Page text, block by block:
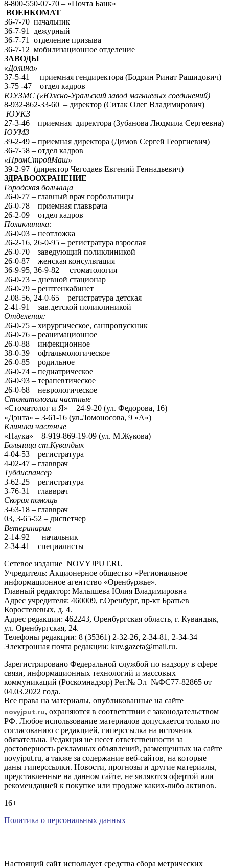
8-800-550-07-70 – «Почта Банк»
ВОЕНКОМАТ
36-7-70 начальник
36-7-91 дежурный
36-7-71 отделение призыва
36-7-12 мобилизационное отделение
ЗАВОДЫ
«Долина»
37-5-41 – приемная гендиректора (Бодрин Ринат Рашидович)
3-75 -47 – отдел кадров
ЮУЗМС («Южно-Уральский завод магниевых соединений)
8-932-862-33-60 – директор (Ситак Олег Владимирович)
ЮУКЗ
27-3-46 – приемная директора (Зубанова Людмила Сергеевна)
ЮУМЗ
39-2-49 – приемная директора (Димов Сергей Георгиевич)
36-7-58 – отдел кадров
«ПромСтройМаш»
39-2-97 (директор Чегодаев Евгений Геннадьевич)
ЗДРАВООХРАНЕНИЕ
Городская больница
26-0-77 – главный врач горбольницы
26-0-78 – приемная главврача
26-2-09 – отдел кадров
Поликлиника:
26-0-03 – неотложка
26-2-16, 26-0-95 – регистратура взрослая
26-0-70 – заведующий поликлиникой
26-0-87 – женская консультация
36-9-95, 36-9-82 – стоматология
26-0-73 – дневной стационар
26-0-79 – рентгенкабинет
2-08-56, 24-0-65 – регистратура детская
2-41-91 – зав.детской поликлиникой
Отделения:
26-0-75 – хирургическое, санпропускник
26-0-76 – реанимационное
26-0-88 – инфекционное
38-0-39 – офтальмологическое
26-0-85 – родильное
26-0-74 – педиатрическое
26-0-93 – терапевтическое
26-0-68 – неврологическое
Стоматологии частные
«Стоматолог и Я» – 24-9-20 (ул. Федорова, 16)
«Дэнта» – 3-61-16 (ул.Ломоносова, 9 «А»)
Клиники частные
«Наука» – 8-919-869-19-09 (ул. М.Жукова)
Больница ст.Кувандык
4-04-53 – регистратура
4-02-47 – главврач
Тубдиспансер
3-62-25 – регистратура
3-76-31 – главврач
Скорая помощь
3-63-18 – главврач
03, 3-65-52 – диспетчер
Ветеринария
2-14-92 – начальник
2-34-41 – специалисты
Сетевое издание NOVYJPUT.RU
Учредитель: Акционерное общество «Региональное
информационное агентство «Оренбуржье».
Главный редактор: Малышева Юлия Владимировна
Адрес учредителя: 460009, г.Оренбург, пр-кт Братьев
Коростелевых, д. 4.
Адрес редакции: 462243, Оренбургская область, г. Кувандык,
ул. Оренбургская, 24.
Телефоны редакции: 8 (35361) 2-32-26, 2-34-81, 2-34-34
Электронная почта редакции: kuv.gazeta@mail.ru.
Зарегистрировано Федеральной службой по надзору в сфере
связи, информационных технологий и массовых
коммуникаций (Роскомнадзор) Рег.№ Эл №ФС77-82865 от
04.03.2022 года.
Все права на материалы, опубликованные на сайте
novyjput.ru, охраняются в соответствии с законодательством
РФ. Любое использование материалов допускается только по
согласованию с редакцией, гиперссылка на источник
обязательна. Редакция не несет ответственности за
достоверность рекламных объявлений, размещенных на сайте
novyjput.ru, а также за содержание веб-сайтов, на которые
даны гиперссылки. Новости, прогнозы и другие материалы,
представленные на данном сайте, не являются офертой или
рекомендацией к покупке или продаже каких-либо активов.
16+
Политика о персональных данных
Настоящий сайт использует средства сбора метрических